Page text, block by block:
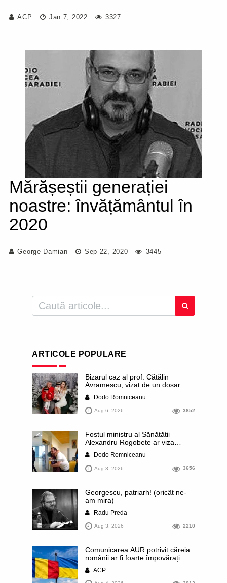
ACP Jan 7, 2022 3327
Mărășeștii generației
noastre: învățământul în
2020
George Damian Sep 22, 2020 3445
ARTICOLE POPULARE
Bizarul caz al prof. Cătălin
Avramescu, vizat de un dosar
infantilă”. Miroase a execuție
stalinistă. Cea mai imundă parte a
presei publică inclusiv documente
dezvăluite date ultra-personale
ale profesorului, inclusiv
diagnostice și tratamente
Dodo Romniceanu
Aug 6, 2026 3852
Fostul ministru al Sănătății
Alexandru Rogobete ar viza
funcția lui Dominic Fritz de primar
al orașului Timișoara. Pesedistul
publică imagini demne de Coreea
de Nord cu femei din Timișoara
Dodo Romniceanu
Aug 3, 2026 3656
Georgescu, patriarh! (oricât ne-
am mira)
Radu Preda
Aug 3, 2026 2210
Comunicarea AUR potrivit căreia
românii ar fi foarte împovărați
acordat Ucrainei este contrazisă
chiar de un articol publicat de
ACP